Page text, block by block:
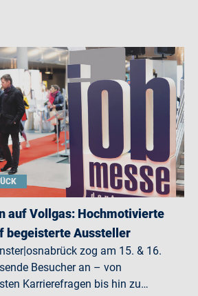
auf Vollgas: Hochmotivierte
begeisterte Aussteller
zog am 15. & 16.
Besucher an – von
Karrierefragen bis hin zu…